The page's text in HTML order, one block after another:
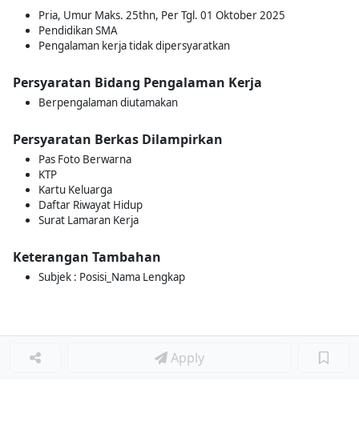
Pria, Umur Maks. 25thn, Per Tgl. 01 Oktober 2025
Pendidikan SMA
Pengalaman kerja tidak dipersyaratkan
Persyaratan Bidang Pengalaman Kerja
Berpengalaman diutamakan
Persyaratan Berkas Dilampirkan
Pas Foto Berwarna
KTP
Kartu Keluarga
Daftar Riwayat Hidup
Surat Lamaran Kerja
Keterangan Tambahan
Subjek : Posisi_Nama Lengkap
Apply